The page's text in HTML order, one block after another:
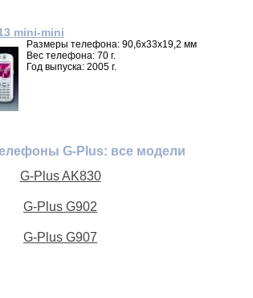
mini-mini
Размеры телефона: 90,6x33x19,2 мм
Вес телефона: 70 г.
Год выпуска: 2005 г.
G-Plus: все модели
G-Plus AK830
G-Plus G902
G-Plus G907